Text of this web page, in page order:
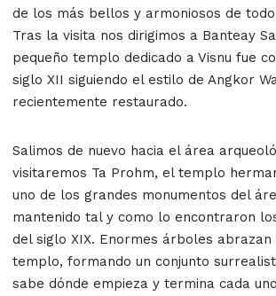
de los más bellos y armoniosos de
Tras la visita nos dirigimos a Banteay
pequeño templo dedicado a Visnu fue
siglo XII siguiendo el estilo de Angkor
recientemente restaurado.
Salimos de nuevo hacia el área
visitaremos Ta Prohm, el templo
uno de los grandes monumentos del
mantenido tal y como lo encontraron
del siglo XIX. Enormes árboles
templo, formando un conjunto
sabe dónde empieza y termina cada